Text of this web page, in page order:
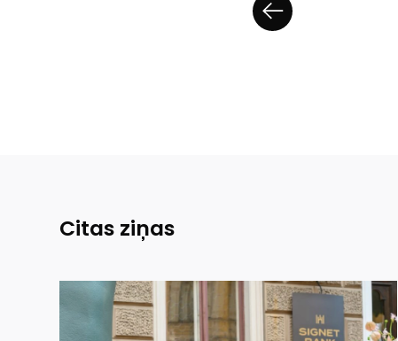
Citas ziņas